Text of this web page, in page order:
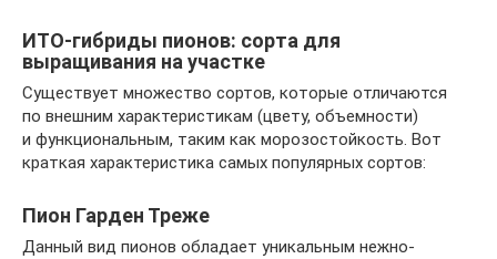
ИТО-гибриды пионов: сорта для
выращивания на участке
Существует множество сортов, которые отличаются
по внешним характеристикам (цвету, объемности)
и функциональным, таким как морозостойкость. Вот
краткая характеристика самых популярных сортов:
Пион Гарден Треже
Данный вид пионов обладает уникальным нежно-